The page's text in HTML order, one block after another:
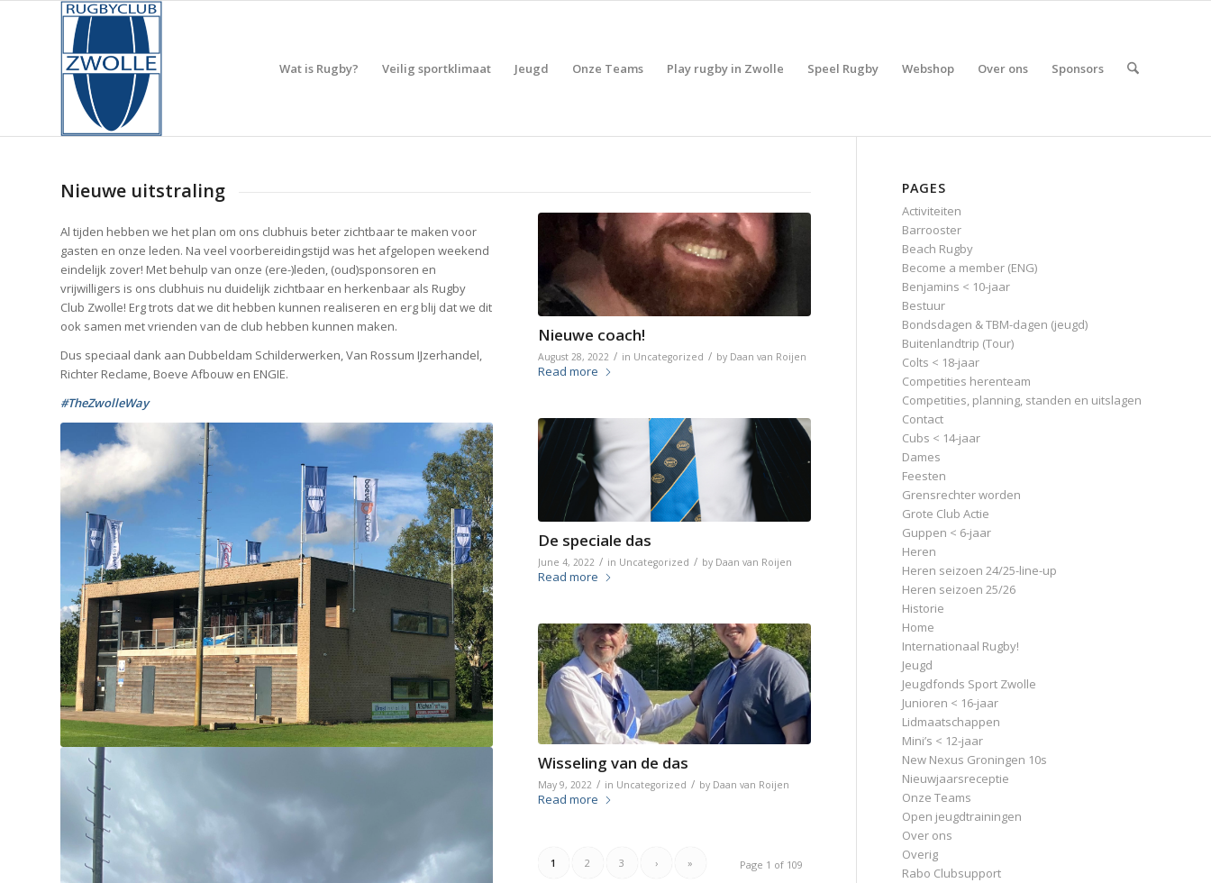
Wat is Rugby? Veilig sportklimaat Jeugd Onze Teams Play rugby in Zwolle Speel Rugby Webshop Over ons Sponsors
Nieuwe uitstraling
Al tijden hebben we het plan om ons clubhuis beter zichtbaar te maken voor
gasten en onze leden. Na veel voorbereidingstijd was het afgelopen weekend
eindelijk zover! Met behulp van onze (ere-)leden, (oud)sponsoren en
vrijwilligers is ons clubhuis nu duidelijk zichtbaar en herkenbaar als Rugby
Club Zwolle! Erg trots dat we dit hebben kunnen realiseren en erg blij dat we dit
ook samen met vrienden van de club hebben kunnen maken.
Dus speciaal dank aan Dubbeldam Schilderwerken, Van Rossum IJzerhandel,
Richter Reclame, Boeve Afbouw en ENGIE.
#TheZwolleWay
Nieuwe coach!
August 28, 2022 / in Uncategorized / by Daan van Roijen
Read more
De speciale das
June 4, 2022 / in Uncategorized / by Daan van Roijen
Read more
Wisseling van de das
May 9, 2022 / in Uncategorized / by Daan van Roijen
Read more
Page 1 of 109
1 2 3 › »
PAGES
Activiteiten
Barrooster
Beach Rugby
Become a member (ENG)
Benjamins < 10-jaar
Bestuur
Bondsdagen & TBM-dagen (jeugd)
Buitenlandtrip (Tour)
Colts < 18-jaar
Competities herenteam
Competities, planning, standen en uitslagen
Contact
Cubs < 14-jaar
Dames
Feesten
Grensrechter worden
Grote Club Actie
Guppen < 6-jaar
Heren
Heren seizoen 24/25-line-up
Heren seizoen 25/26
Historie
Home
Internationaal Rugby!
Jeugd
Jeugdfonds Sport Zwolle
Junioren < 16-jaar
Lidmaatschappen
Mini’s < 12-jaar
New Nexus Groningen 10s
Nieuwjaarsreceptie
Onze Teams
Open jeugdtrainingen
Over ons
Overig
Rabo Clubsupport